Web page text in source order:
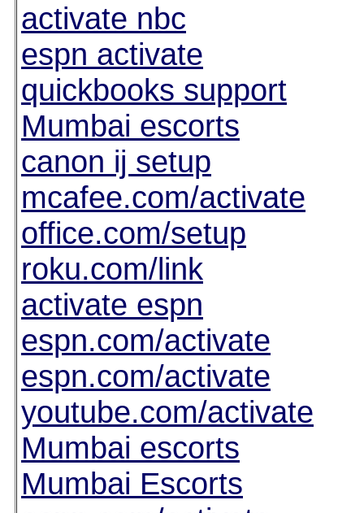
activate nbc
espn activate
quickbooks support
Mumbai escorts
canon ij setup
mcafee.com/activate
office.com/setup
roku.com/link
activate espn
espn.com/activate
espn.com/activate
youtube.com/activate
Mumbai escorts
Mumbai Escorts